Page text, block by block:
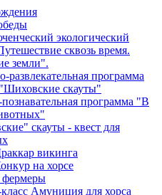
экологический
сквозь время.
земли".
развлекательная программа
скауты"
программа "В
скауты - квест для
викинга
на хорсе
Амуниция для хорса